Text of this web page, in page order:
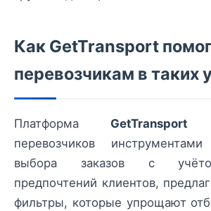
Как GetTransport
перевозчикам в таких
Платформа GetTransport
перевозчиков
выбора заказов с
предпочтений клиентов,
фильтры, которые упрощают